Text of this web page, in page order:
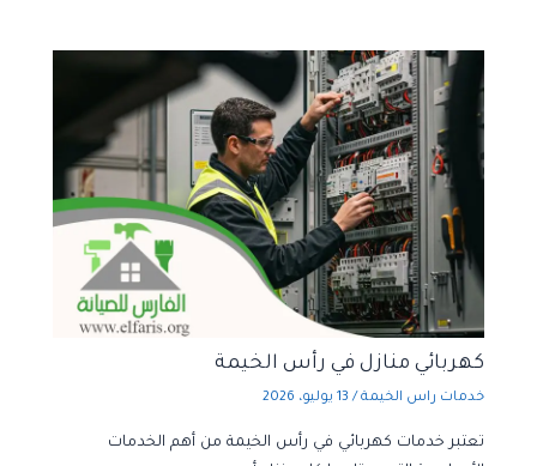
كهربائي منازل في رأس الخيمة
خدمات راس الخيمة / 13 يوليو، 2026
تعتبر خدمات كهربائي في رأس الخيمة من أهم الخدمات